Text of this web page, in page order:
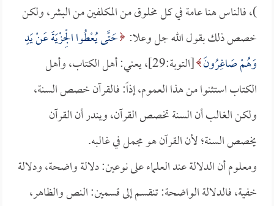
)، فالناس هنا عامة في كل مخلوق من المكلفين من البشر، ولكن
خصص ذلك بقول الله جل وعلا: حَتَّى يُعْطُوا الْجِزْيَةَ عَنْ يَدٍ
وَهُمْ صَاغِرُونَ
[التوبة:29]، يعني: أهل الكتاب، وأهل
الكتاب استثنوا من هذا العموم، إذاً: فالقرآن خصص السنة،
ولكن الغالب أن السنة تخصص القرآن، ويندر أن القرآن
يخصص السنة؛ لأن القرآن هو مجمل في غالبه.
ومعلوم أن الدلالة عند العلماء على نوعين: دلالة واضحة، ودلالة
خفية، فالدلالة الواضحة: تنقسم إلى قسمين: النص والظاهر،